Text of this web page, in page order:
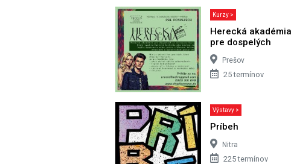
Kurzy >
Herecká akadémia
pre dospelých
Prešov
25 termínov
Výstavy >
Príbeh
Nitra
225 termínov